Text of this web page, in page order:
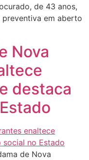
de 43 anos,
em aberto
Nova
destaca
de Nova